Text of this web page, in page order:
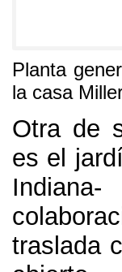
Planta
la casa Miller
Otra de
es el
Indiana-
traslada